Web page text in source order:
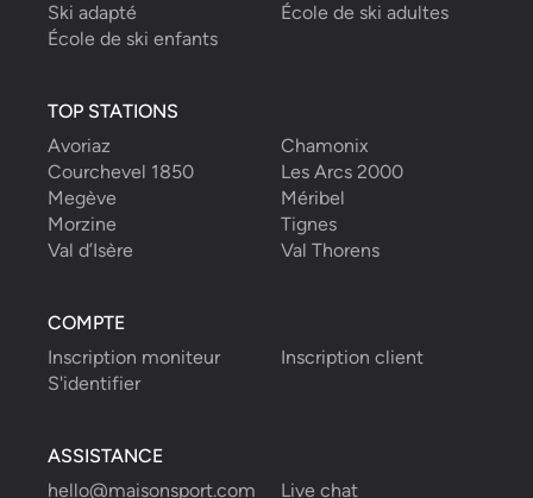
Ski adapté
École de ski adultes
École de ski enfants
TOP STATIONS
Avoriaz
Chamonix
Courchevel 1850
Les Arcs 2000
Megève
Méribel
Morzine
Tignes
Val d’Isère
Val Thorens
COMPTE
Inscription moniteur
Inscription client
S'identifier
ASSISTANCE
hello@maisonsport.com
Live chat